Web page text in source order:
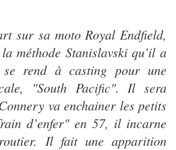
sur sa moto Royal Endfield,
méthode Stanislavski qu’il a
rend à casting pour une
"South Pacific". Il sera
va enchainer les petits
d’enfer" en 57, il incarne
Il fait une apparition